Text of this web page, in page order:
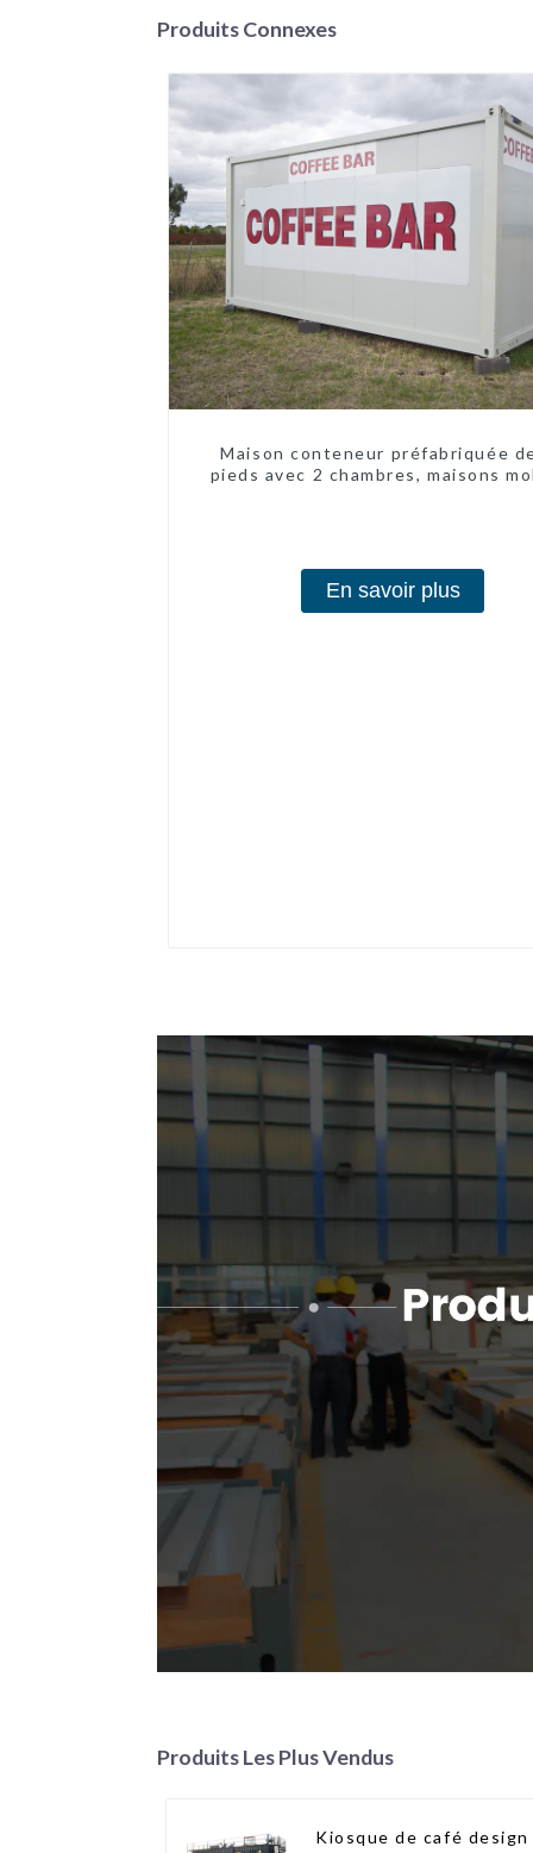
Produits Connexes
Maison conteneur préfabriquée
pieds avec 2 chambres, maisons
En savoir plus
Produits Les Plus Vendus
Kiosque de café design